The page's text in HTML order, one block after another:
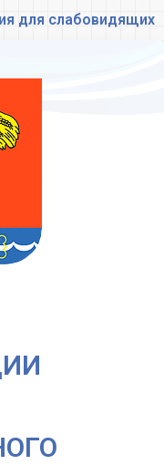
для слабовидящих